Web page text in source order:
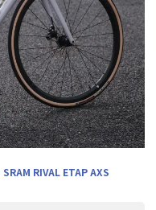
RIVAL ETAP AXS